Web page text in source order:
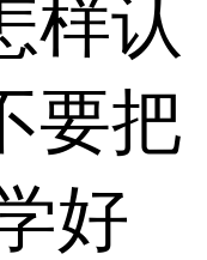
样认
要把
好